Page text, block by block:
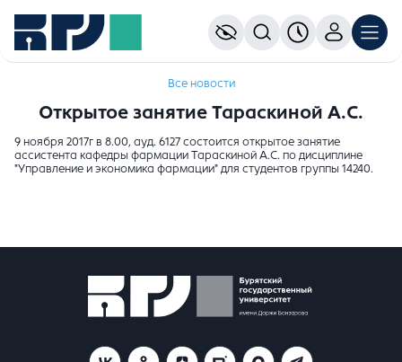
Все новости
Открытое занятие Тараскиной А.С.
9 ноября 2017г в 8.00, ауд. 6127 состоится открытое занятие
ассистента кафедры фармации Тараскиной А.С. по дисциплине
"Управление и экономика фармации" для студентов группы 14240.